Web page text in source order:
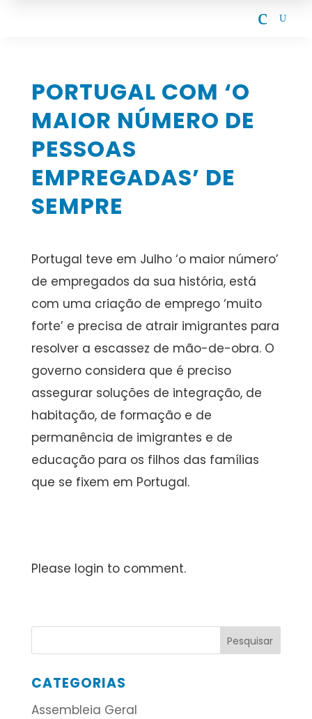
c U
PORTUGAL COM ‘O
MAIOR NÚMERO DE
PESSOAS
EMPREGADAS’ DE
SEMPRE
Portugal teve em Julho ‘o maior número’
de empregados da sua história, está
com uma criação de emprego ‘muito
forte’ e precisa de atrair imigrantes para
resolver a escassez de mão-de-obra. O
governo considera que é preciso
assegurar soluções de integração, de
habitação, de formação e de
permanência de imigrantes e de
educação para os filhos das famílias
que se fixem em Portugal.
Please login to comment.
CATEGORIAS
Assembleia Geral